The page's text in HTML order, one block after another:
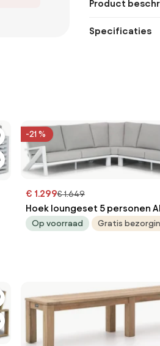
Product
Specificaties
-21 %
€ 1.299€ 1.649
Hoek loungeset 5 personen
Wit Santika Furniture Santika
Op voorraad Gratis